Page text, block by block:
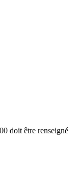
doit être renseigné